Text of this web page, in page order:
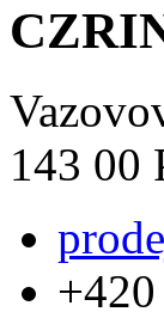
143 00
+420